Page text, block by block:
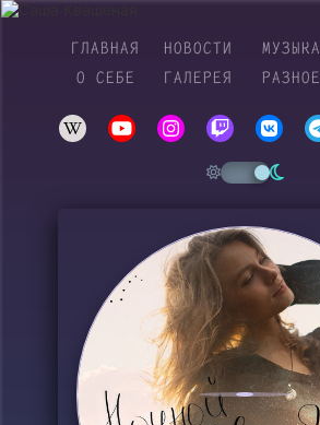
ГЛАВНАЯ НОВОСТИ МУЗЫКА
О СЕБЕ
ГАЛЕРЕЯ РАЗНОЕ